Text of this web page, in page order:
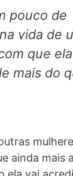
pouco de
vida de
que
mais do
ainda mais